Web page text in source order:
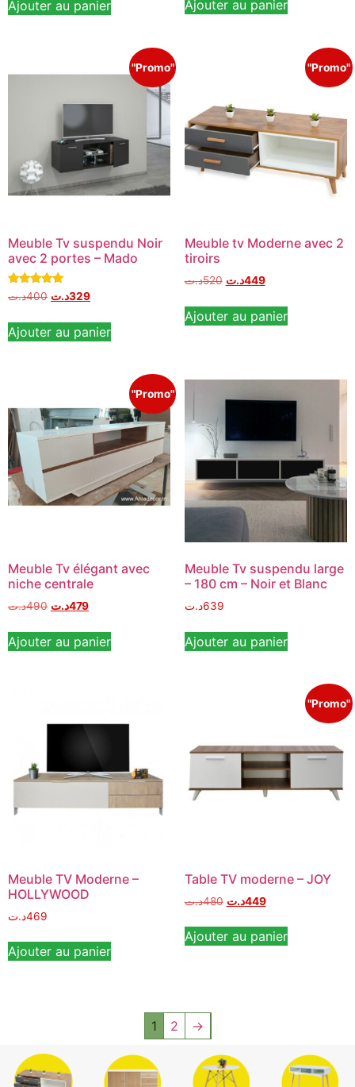
Ajouter au panier Ajouter au panier
"Promo"
Meuble Tv suspendu Noir
avec 2 portes – Mado
Note
5.00
400د.ت 329د.ت
Ajouter au panier
"Promo"
Meuble tv Moderne avec 2
tiroirs
520د.ت 449د.ت
Ajouter au panier
"Promo"
Meuble Tv élégant avec
niche centrale
490د.ت 479د.ت
Ajouter au panier
Meuble Tv suspendu large
– 180 cm – Noir et Blanc
639د.ت
Ajouter au panier
Meuble TV Moderne –
HOLLYWOOD
469د.ت
Ajouter au panier
"Promo"
Table TV moderne – JOY
480د.ت 449د.ت
Ajouter au panier
1 2 →